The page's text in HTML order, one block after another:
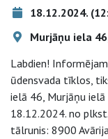
18.12.2024.
Murjāņu iela
Labdien!
ūdensvada tīklos,
ielā 46, Murjāņu
18.12.2024. no
tālrunis: 8900